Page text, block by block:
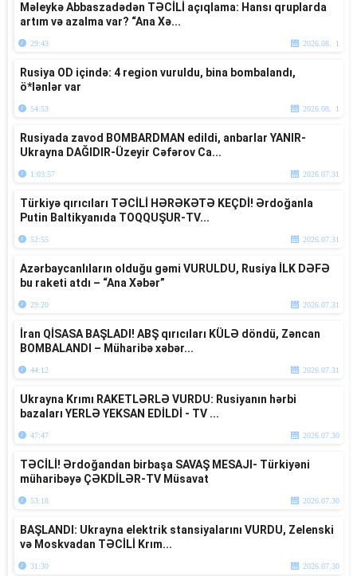
Məleykə Abbaszadədən TƏCİLİ açıqlama: Hansı qruplarda
artım və azalma var? “Ana Xə...
29:43 2026.08. 1
Rusiya OD içində: 4 region vuruldu, bina bombalandı,
ö*lənlər var
54:53 2026.08. 1
Rusiyada zavod BOMBARDMAN edildi, anbarlar YANIR-
Ukrayna DAĞIDIR-Üzeyir Cəfərov Ca...
1:03:57 2026.07.31
Türkiyə qırıcıları TƏCİLİ HƏRƏKƏTƏ KEÇDİ! Ərdoğanla
Putin Baltikyanıda TOQQUŞUR-TV...
52:55 2026.07.31
Azərbaycanlıların olduğu gəmi VURULDU, Rusiya İLK DƏFƏ
bu raketi atdı – “Ana Xəbər”
29:20 2026.07.31
İran QİSASA BAŞLADI! ABŞ qırıcıları KÜLƏ döndü, Zəncan
BOMBALANDI – Müharibə xəbər...
44:12 2026.07.31
Ukrayna Krımı RAKETLƏRLƏ VURDU: Rusiyanın hərbi
bazaları YERLƏ YEKSAN EDİLDİ - TV ...
47:47 2026.07.30
TƏCİLİ! Ərdoğandan birbaşa SAVAŞ MESAJI- Türkiyəni
müharibəyə ÇƏKDİLƏR-TV Müsavat
53:18 2026.07.30
BAŞLANDI: Ukrayna elektrik stansiyalarını VURDU, Zelenski
və Moskvadan TƏCİLİ Krım...
31:30 2026.07.30